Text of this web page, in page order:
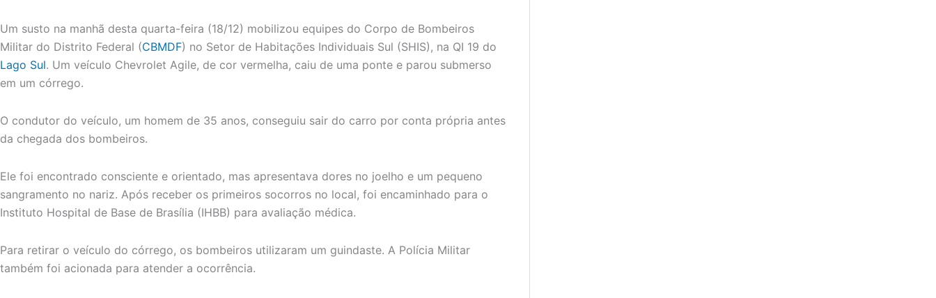
Um susto na manhã desta quarta-feira (18/12) mobilizou equipes do Corpo de Bombeiros
Militar do Distrito Federal (CBMDF) no Setor de Habitações Individuais Sul (SHIS), na QI 19 do
Lago Sul. Um veículo Chevrolet Agile, de cor vermelha, caiu de uma ponte e parou submerso
em um córrego.
O condutor do veículo, um homem de 35 anos, conseguiu sair do carro por conta própria antes
da chegada dos bombeiros.
Ele foi encontrado consciente e orientado, mas apresentava dores no joelho e um pequeno
sangramento no nariz. Após receber os primeiros socorros no local, foi encaminhado para o
Instituto Hospital de Base de Brasília (IHBB) para avaliação médica.
Para retirar o veículo do córrego, os bombeiros utilizaram um guindaste. A Polícia Militar
também foi acionada para atender a ocorrência.